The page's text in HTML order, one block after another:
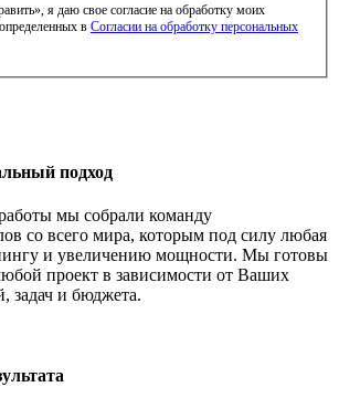
я даю свое согласие на обработку моих
в Согласии на обработку персональных
подход
мы собрали команду
со всего мира, которым под силу любая
и увеличению мощности. Мы готовы
проект в зависимости от Ваших
задач и бюджета.